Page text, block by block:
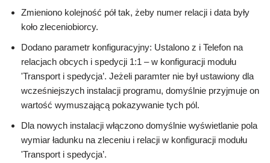
Zmieniono kolejność pół tak, żeby numer relacji i data były
koło zleceniobiorcy.
Dodano parametr konfiguracyjny: Ustalono z i Telefon na
relacjach obcych i spedycji 1:1 – w konfiguracji modułu
'Transport i spedycja’. Jeżeli paramter nie był ustawiony dla
wcześniejszych instalacji programu, domyślnie przyjmuje on
wartość wymuszającą pokazywanie tych pól.
Dla nowych instalacji włączono domyślnie wyświetlanie pola
wymiar ładunku na zleceniu i relacji w konfiguracji modułu
'Transport i spedycja’.